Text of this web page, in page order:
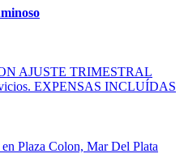
AJUSTE TRIMESTRAL
EXPENSAS INCLUÍDAS